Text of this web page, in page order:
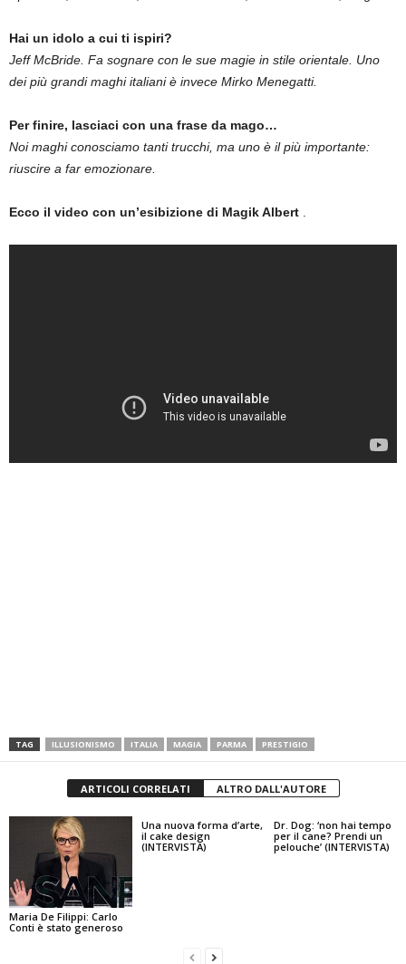
Hai un idolo a cui ti ispiri?
Jeff McBride. Fa sognare con le sue magie in stile orientale. Uno
dei più grandi maghi italiani è invece Mirko Menegatti.
Per finire, lasciaci con una frase da mago…
Noi maghi conosciamo tanti trucchi, ma uno è il più importante:
riuscire a far emozionare.
Ecco il video con un’esibizione di Magik Albert
TAG ILLUSIONISMO ITALIA MAGIA PARMA PRESTIGIO
ARTICOLI CORRELATI ALTRO DALL'AUTORE
Maria De Filippi: Carlo
Conti è stato generoso
Una nuova forma d’arte,
il cake design
(INTERVISTA)
Dr. Dog: ‘non hai tempo
per il cane? Prendi un
pelouche’ (INTERVISTA)